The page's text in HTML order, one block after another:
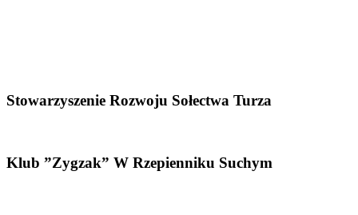
Stowarzyszenie Rozwoju Sołectwa Turza
Klub ”Zygzak” W Rzepienniku Suchym